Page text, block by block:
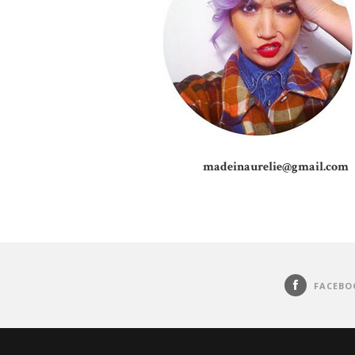
madeinaurelie@gmail.com